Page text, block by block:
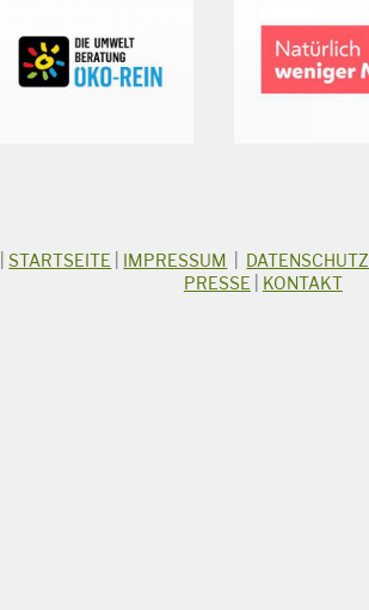
|STARTSEITE IMPRESSUM DATENSCHUTZ
PRESSE
KONTAKT